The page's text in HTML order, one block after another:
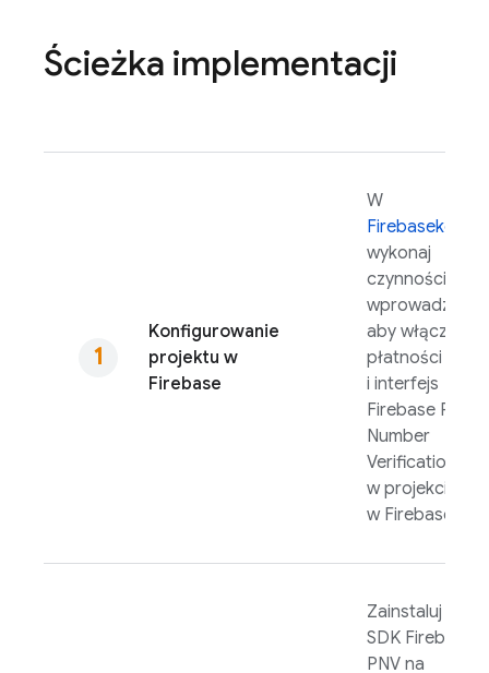
Ścieżka implementacji
Konfigurowanie
projektu w
Firebase
W
Firebase
wykonaj
czynności
aby włączyć
płatności
i interfejs
Firebase
Number
Verification
w projekcie
w Firebase.
Zainstaluj
SDK Firebase
PNV na